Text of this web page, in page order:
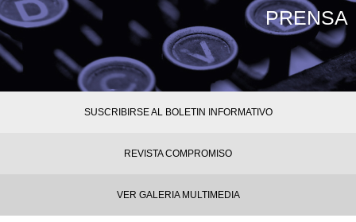
PRENSA
SUSCRIBIRSE AL BOLETIN INFORMATIVO
REVISTA COMPROMISO
VER GALERIA MULTIMEDIA